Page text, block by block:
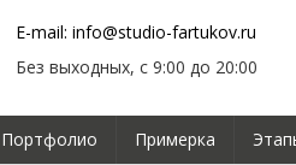
E-mail: info@studio-fartukov.ru
Без выходных, с 9:00 до 20:00
Портфолио Примерка